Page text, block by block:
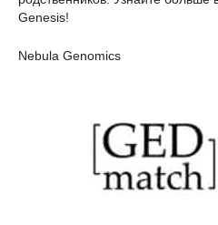
Genesis!
Nebula Genomics